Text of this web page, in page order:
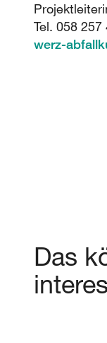
Tel. 058 257
werz-
Das